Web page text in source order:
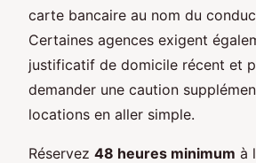
carte bancaire au nom du
Certaines agences exigent
justificatif de domicile récent et
demander une caution
locations en aller simple.
Réservez 48 heures minimum à